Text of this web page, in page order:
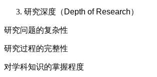
研究深度（Depth of Research）
研究问题的复杂性
研究过程的完整性
对学科知识的掌握程度